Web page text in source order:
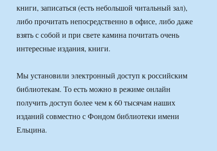
книги, записаться (есть небольшой читальный зал),
либо прочитать непосредственно в офисе, либо даже
взять с собой и при свете камина почитать очень
интересные издания, книги.
Мы установили электронный доступ к российским
библиотекам. То есть можно в режиме онлайн
получить доступ более чем к 60 тысячам наших
изданий совместно с Фондом библиотеки имени
Ельцина.